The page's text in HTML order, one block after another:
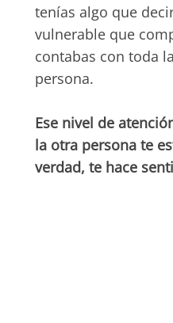
tenías algo que
vulnerable que
contabas con toda
persona.
Ese nivel de
la otra persona te
verdad, te hace